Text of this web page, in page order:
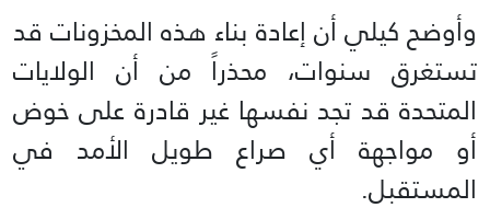
وأوضح كيلي أن إعادة بناء هذه المخزونات قد
تستغرق سنوات، محذراً من أن الولايات
المتحدة قد تجد نفسها غير قادرة على خوض
أو مواجهة أي صراع طويل الأمد في
المستقبل.